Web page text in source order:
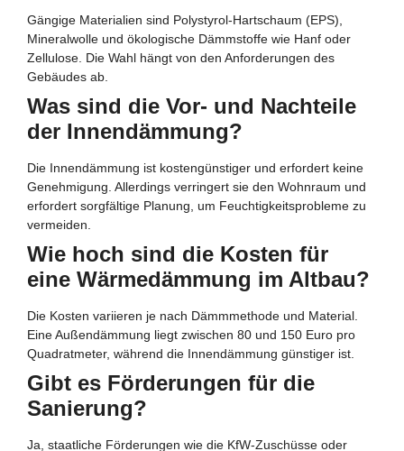
Gängige Materialien sind Polystyrol-Hartschaum (EPS),
Mineralwolle und ökologische Dämmstoffe wie Hanf oder
Zellulose. Die Wahl hängt von den Anforderungen des
Gebäudes ab.
Was sind die Vor- und Nachteile
der Innendämmung?
Die Innendämmung ist kostengünstiger und erfordert keine
Genehmigung. Allerdings verringert sie den Wohnraum und
erfordert sorgfältige Planung, um Feuchtigkeitsprobleme zu
vermeiden.
Wie hoch sind die Kosten für
eine Wärmedämmung im Altbau?
Die Kosten variieren je nach Dämmmethode und Material.
Eine Außendämmung liegt zwischen 80 und 150 Euro pro
Quadratmeter, während die Innendämmung günstiger ist.
Gibt es Förderungen für die
Sanierung?
Ja, staatliche Förderungen wie die KfW-Zuschüsse oder